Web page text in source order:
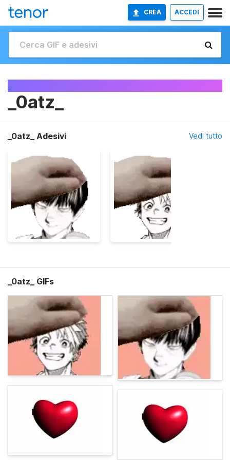
CREA ACCEDI
_0atz_
_0atz_ Adesivi Vedi tutto
_0atz_ GIFs